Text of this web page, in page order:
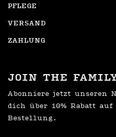
PFLEGE
VERSAND
ZAHLUNG
JOIN THE
Abonniere jetzt unseren
dich über 10% Rabatt auf
Bestellung.